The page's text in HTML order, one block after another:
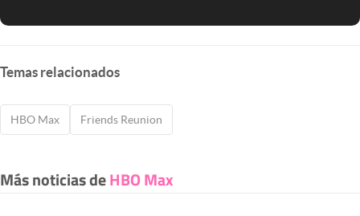
Temas relacionados
HBO Max Friends Reunion
Más noticias deHBO Max